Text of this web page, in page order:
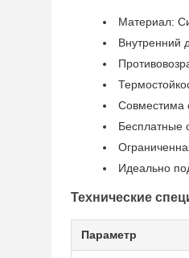
Материал:
Внутренний
Совместима
Бесплатные
Идеально
Технические
Параметр